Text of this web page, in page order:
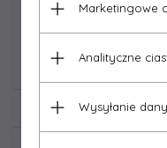
Filmy video
Opinie Klientów
Marketingowe
Analityczne
Wysyłanie